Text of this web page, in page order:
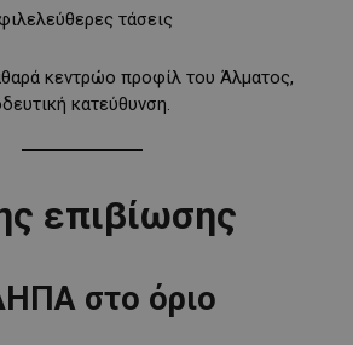
τάσεις
κεντρώο προφίλ του Άλματος,
κατεύθυνση.
επιβίωσης
στο όριο